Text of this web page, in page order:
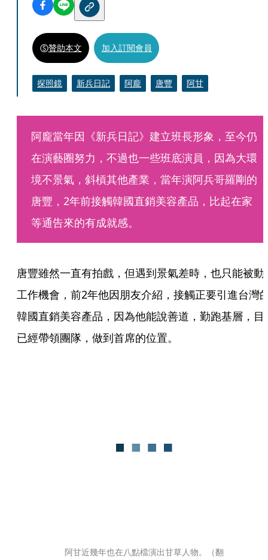
贊助本文 加入訂閱會員
探照鏡 新兵日記 阿龐 唐豐 阿甘
阿龐當年因《新兵日記》建立班長形象，至今仍
在演藝圈努力，不過也一些班底演員，因為大環
境不景氣，斜槓其他產業，當年演阿兵哥羅剛的
唐豐，2年前接觸韓國直銷美容產品，比起在家
等通告來的有成就感。
唐豐雖然一直有拍戲，但遇到景氣差時，也只能被動
工作機會，前2年他因朋友介紹，接觸正要引進台灣
韓國直銷美容產品，因為他能說善道，勤跑基層，目
已經帶領團隊，做到首席的位置。
阿甘近幾年也在八點檔演出甘草人物。（翻